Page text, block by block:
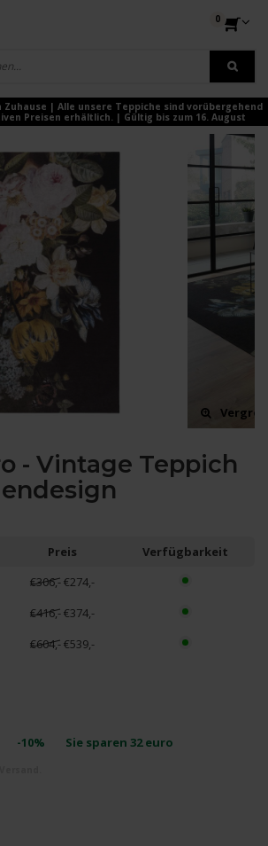
0
Zuhause | Alle unsere Teppiche sind vorübergehend
Preisen erhältlich. | Gültig bis zum 16. August
- Vintage Teppich
Preis
Verfügbarkeit
€306,-€274,-
€416,-€374,-
€604,-€539,-
-10% Sie sparen 32euro